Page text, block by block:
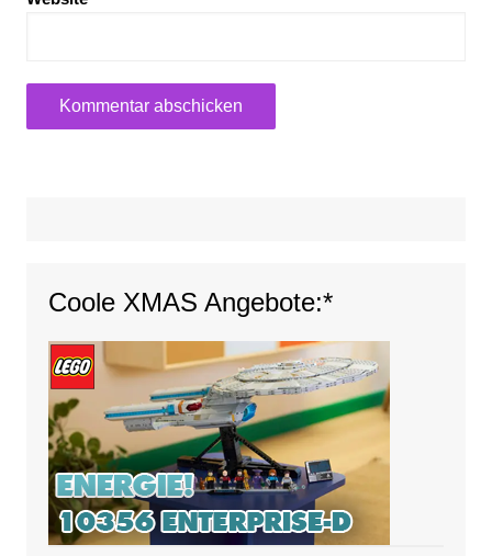
Coole XMAS Angebote:*